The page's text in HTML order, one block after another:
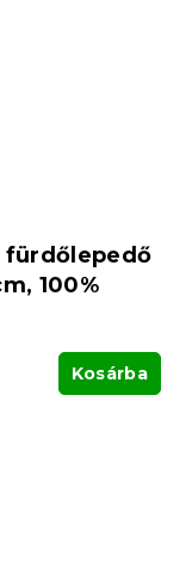
fürdőlepedő
100%
Kosárba